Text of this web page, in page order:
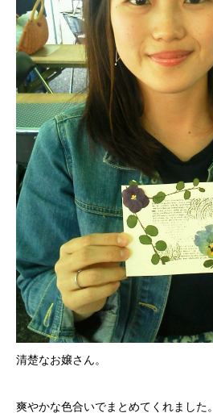
清楚なお嬢さん。
爽やかな色合いでまとめてくれました。